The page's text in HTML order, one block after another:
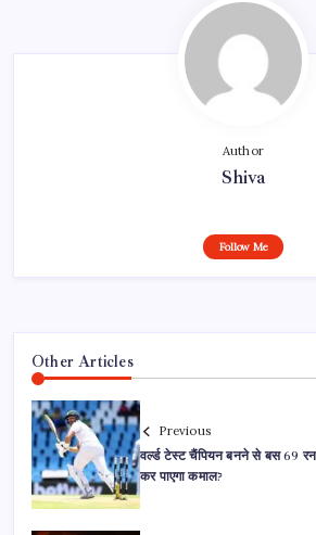
Author
Shiva
Follow Me
Other Articles
Previous
वर्ल्ड टेस्ट चैंपियन बनने से बस 69
कर पाएगा कमाल?